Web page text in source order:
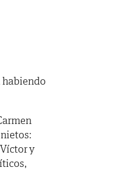
habiendo
y